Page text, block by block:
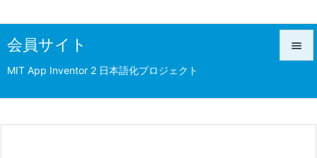
会員サイト
MIT App Inventor 2 日本語化プロジェクト

前へ